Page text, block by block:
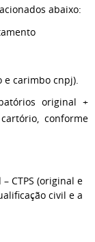
abaixo:
e carimbo cnpj).
original +
conforme
CTPS (original e
civil e a